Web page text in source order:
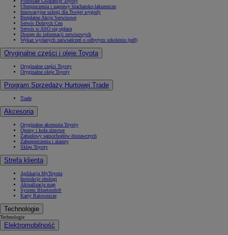
Ubezpieczenia i naprawy blacharsko-lakiernicze
Innowacyjne usługi dla Twojej wygody
Bezpłatne Akcje Serwisowe
Serwis Dobrych Cen
Serwis w ASO się opłaca
Dostęp do informacji serwisowych
Wykaz wydanych zaświadczeń o odbytym szkoleniu (pdf)
Oryginalne części i oleje Toyota
Oryginalne części Toyoty
Oryginalne oleje Toyoty
Program Sprzedaży Hurtowej Trade
Trade
Akcesoria
Oryginalne akcesoria Toyoty
Opony i koła zimowe
Zabudowy samochodów dostawczych
Zabezpieczenia i alarmy
Sklep Toyoty
Strefa klienta
Aplikacja MyToyota
Instrukcje obsługi
Aktualizacja map
System Bluetooth®
Karty Ratownicze
Technologie
Technologie
Elektromobilność